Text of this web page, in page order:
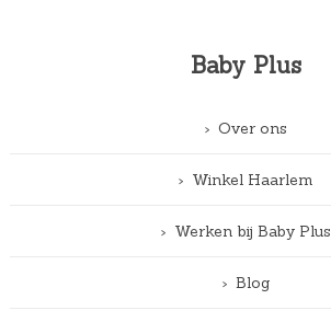
Baby Plus
Over ons
Winkel Haarlem
Werken bij Baby Plus
Blog